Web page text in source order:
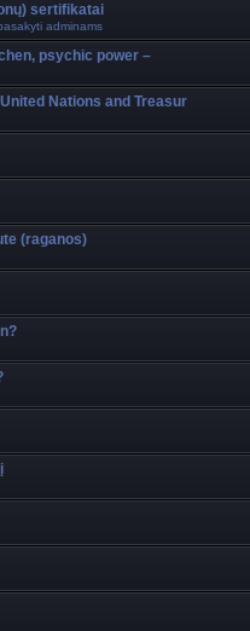
sertifikatai
adminams
psychic power –
Nations and Treasur
(raganos)